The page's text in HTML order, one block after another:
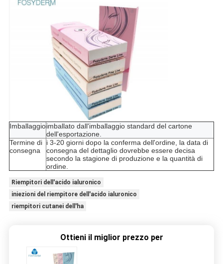
Imballaggioimballato dall'imballaggio standard del cartone
dell'esportazione.
Termine di
consegna
i 3-20 giorni dopo la conferma dell'ordine, la data di
consegna del dettaglio dovrebbe essere decisa
secondo la stagione di produzione e la quantità di
ordine.
Riempitori dell'acido ialuronico
iniezioni del riempitore dell'acido ialuronico
riempitori cutanei dell'ha
Ottieni il miglior prezzo per